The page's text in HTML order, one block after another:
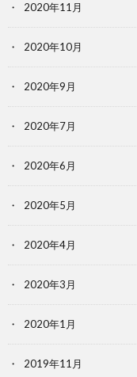
2020年11月
2020年10月
2020年9月
2020年7月
2020年6月
2020年5月
2020年4月
2020年3月
2020年1月
2019年11月